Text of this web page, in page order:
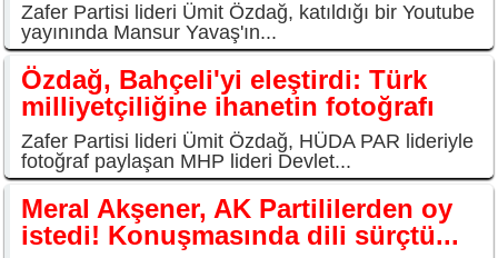
Zafer Partisi lideri Ümit Özdağ, katıldığı bir Youtube
yayınında Mansur Yavaş'ın...
Özdağ, Bahçeli'yi eleştirdi: Türk
milliyetçiliğine ihanetin fotoğrafı
Zafer Partisi lideri Ümit Özdağ, HÜDA PAR lideriyle
fotoğraf paylaşan MHP lideri Devlet...
Meral Akşener, AK Partililerden oy
istedi! Konuşmasında dili sürçtü...